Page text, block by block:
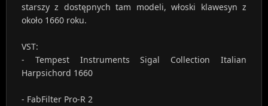
starszy z dostępnych tam modeli, włoski klawesyn z
około 1660 roku.
VST:
- Tempest Instruments Sigal Collection Italian
Harpsichord 1660
- FabFilter Pro-R 2